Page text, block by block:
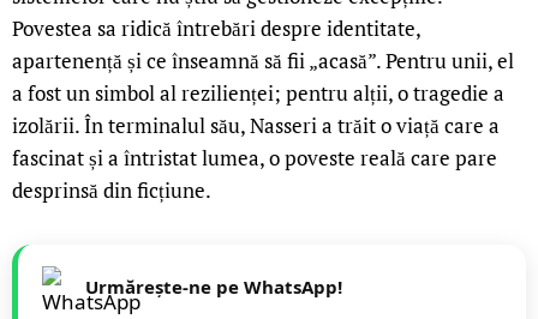
Povestea sa ridică întrebări despre identitate,
apartenență și ce înseamnă să fii „acasă”. Pentru unii, el
a fost un simbol al rezilienței; pentru alții, o tragedie a
izolării. În terminalul său, Nasseri a trăit o viață care a
fascinat și a întristat lumea, o poveste reală care pare
desprinsă din ficțiune.
Urmărește-ne pe WhatsApp!